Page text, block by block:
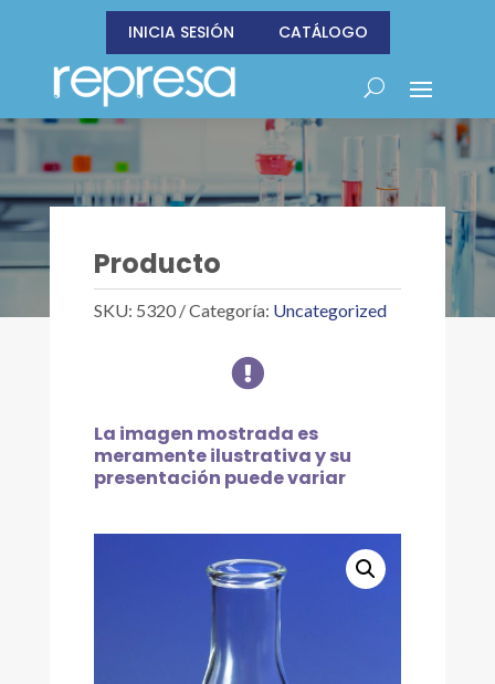
INICIA SESIÓN CATÁLOGO
Producto
SKU: 5320 Categoría: Uncategorized

La imagen mostrada es
meramente ilustrativa y su
presentación puede variar